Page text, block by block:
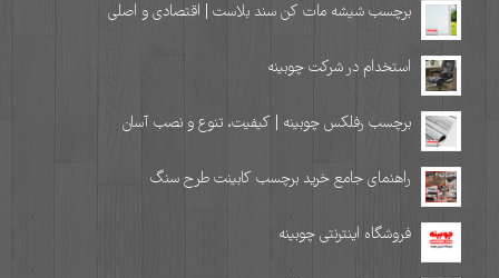
برچسب شیشه مات کن سند بلاست | اقتصادی و اصلی
استخدام در شرکت چوبینه
برچسب رفلکس چوبینه | کیفیت، تنوع و نصب آسان
راهنمای جامع خرید برچسب کابینت طرح سنگ
فروشگاه اینترنتی چوبینه